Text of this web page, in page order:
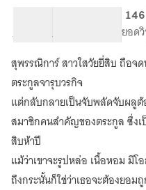
จำนวนคำ จำนวนหน้า (A5)
146
ยอด
สุพรรณิการ์ สาวใสวัยยี่สิบ ถือจ
ตระกูลจารุบวรกิจ
แต่กลับกลายเป็นจับพลัดจับผลู
สมาชิกคนสำคัญของตระกูล ซึ่ง
สิบห้าปี
แม้ว่าเขาจะรูปหล่อ เนื้อหอม มีโ
ถึงกระนั้นก็ใช่ว่าเธอจะต้องยอม